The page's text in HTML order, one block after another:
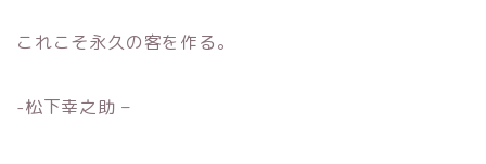
これこそ永久の客を作る。
-松下幸之助 –